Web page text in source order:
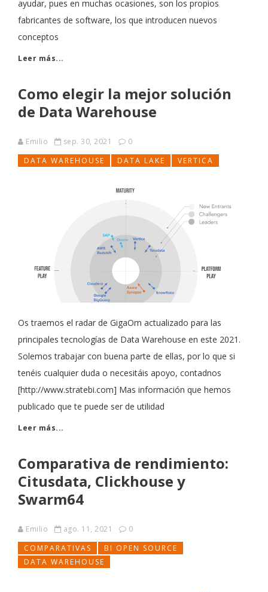
ayudar, pues en muchas ocasiones, son los propios
fabricantes de software, los que introducen nuevos
conceptos
Leer más...
Como elegir la mejor solución
de Data Warehouse
Emilio sep. 30, 2021
0
DATA WAREHOUSE
DATA LAKE VERTICA
Os traemos el radar de GigaOm actualizado para las
principales tecnologías de Data Warehouse en este 2021.
Solemos trabajar con buena parte de ellas, por lo que si
tenéis cualquier duda o necesitáis apoyo, contadnos
[http://www.stratebi.com] Mas información que hemos
publicado que te puede ser de utilidad
Leer más...
Comparativa de rendimiento:
Citusdata, Clickhouse y
Swarm64
Emilio ago. 11, 2021
0
COMPARATIVAS
BI OPEN SOURCE
DATA WAREHOUSE